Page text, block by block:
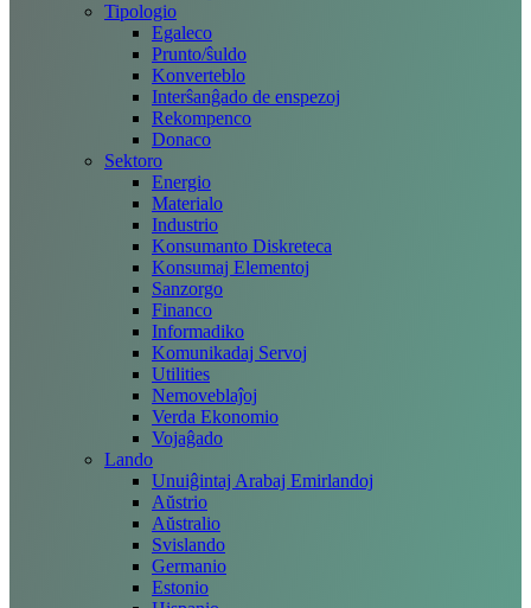
Tipologio
Egaleco
Prunto/ŝuldo
Konverteblo
Interŝanĝado de enspezoj
Rekompenco
Donaco
Sektoro
Energio
Materialo
Industrio
Konsumanto Diskreteca
Konsumaj Elementoj
Sanzorgo
Financo
Informadiko
Komunikadaj Servoj
Utilities
Nemoveblaĵoj
Verda Ekonomio
Vojaĝado
Lando
Unuiĝintaj Arabaj Emirlandoj
Aŭstrio
Aŭstralio
Svislando
Germanio
Estonio